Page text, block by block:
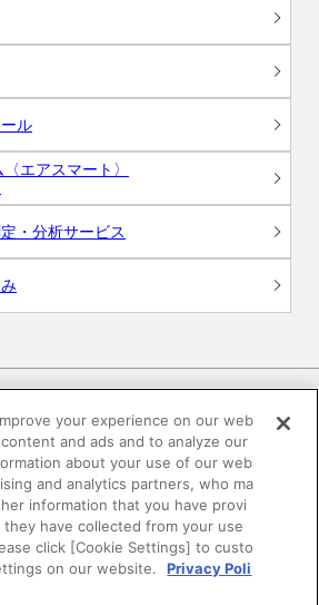
ル
エアスマート〉
・分析サービス
このWEBサイトについて
イバシーポリシー
イドライン サイトマップ
your experience on our web
and ads and to analyze our
about your use of our web
and analytics partners, who ma
information that you have provi
have collected from your use
click [Cookie Settings] to custo
on our website.
Privacy Poli